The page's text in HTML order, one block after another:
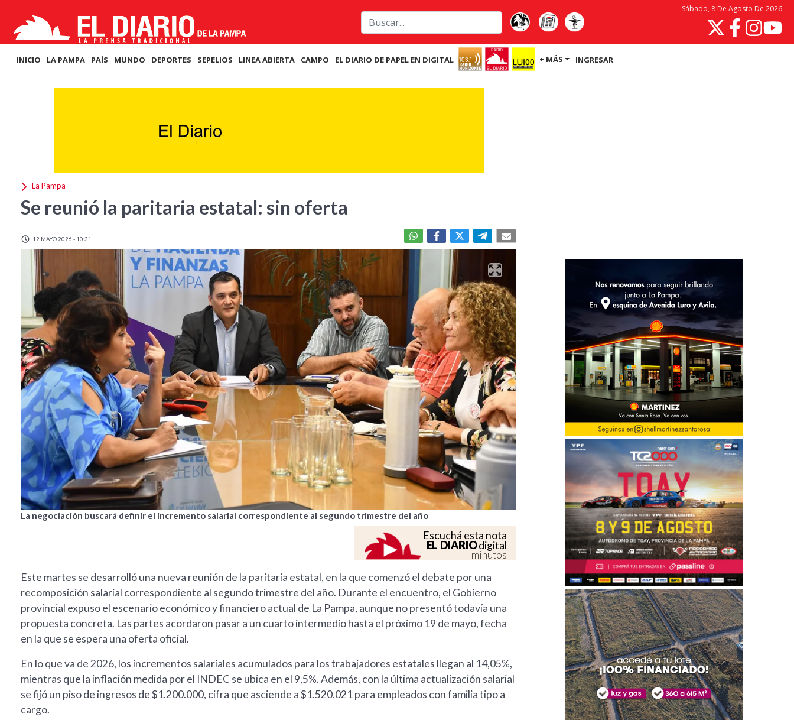
Sábado, 8 De Agosto De 2026
INICIO LA PAMPA PAÍS MUNDO DEPORTES SEPELIOS LINEA ABIERTA CAMPO EL DIARIO DE PAPEL EN DIGITAL + MÁS INGRESAR
La Pampa
Se reunió la paritaria estatal: sin oferta
12 MAYO 2026 - 10:31
La negociación buscará definir el incremento salarial correspondiente al segundo trimestre del año
Escuchá esta nota
EL DIARIOdigital
minutos
Este martes se desarrolló una nueva reunión de la paritaria estatal, en la que comenzó el debate por una
recomposición salarial correspondiente al segundo trimestre del año. Durante el encuentro, el Gobierno
provincial expuso el escenario económico y financiero actual de La Pampa, aunque no presentó todavía una
propuesta concreta. Las partes acordaron pasar a un cuarto intermedio hasta el próximo 19 de mayo, fecha
en la que se espera una oferta oficial.
En lo que va de 2026, los incrementos salariales acumulados para los trabajadores estatales llegan al 14,05%,
mientras que la inflación medida por el INDEC se ubica en el 9,5%. Además, con la última actualización salarial
se fijó un piso de ingresos de $1.200.000, cifra que asciende a $1.520.021 para empleados con familia tipo a
cargo.